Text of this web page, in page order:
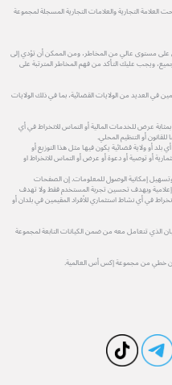
التجارية والعلامات التجارية المسجلة لمجموعة
على مستوى عالي من المخاطر، ومن الممكن أن تؤدي إلى
ويجب عليك التأكد من فهم المخاطر المترتبة على
في العديد من الولايات القضائية، بما في ذلك الولايات
عرض للخدمات المالية أو التماس للانخراط في أي
أو التنظيم المحلي.
أو ولاية قضائية يكون فيها مثل هذا التوزيع أو
أو توصية أو دعوة أو عرض أو التماس للانخراط او
إمكانية الوصول للمعلومات. إن الصفحات
إعلامية وبهدف تحسين تجربة المستخدم فقط ولا تهدف
في أي نشاط استثماري للأفراد المقيمين في بلدان أو
الذي تتعامل معه من ضمن الكيانات التابعة لمجموعة
خطي من مجموعة إكس أس العالمية.